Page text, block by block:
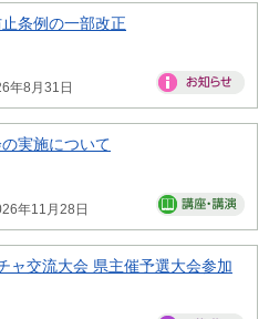
条例の一部改正
年8月31日
実施について
年11月28日
ャ交流大会 県主催予選大会参加